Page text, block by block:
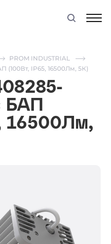
PROM INDUSTRIAL
(100Вт, IP65, 16500Лм, 5К)
БАП
16500Лм,